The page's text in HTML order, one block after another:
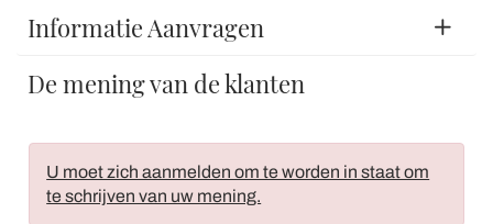
Informatie Aanvragen
De mening van de klanten
U moet zich aanmelden om te worden in staat om
te schrijven van uw mening.